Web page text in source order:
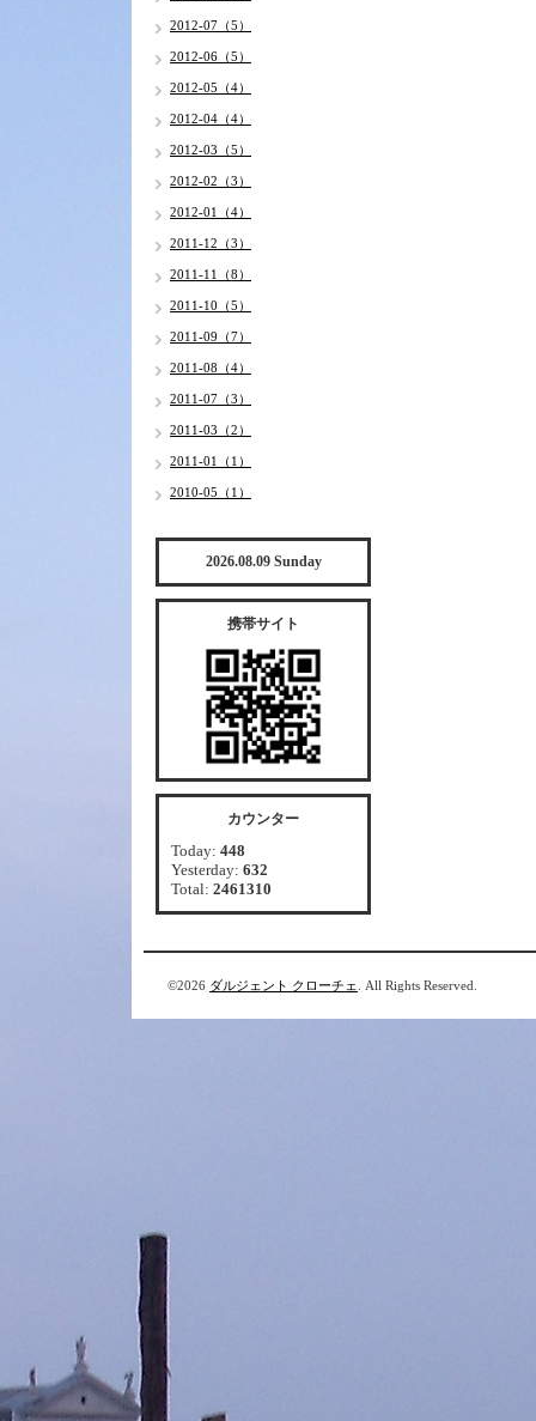
2012-07（5）
2012-06（5）
2012-05（4）
2012-04（4）
2012-03（5）
2012-02（3）
2012-01（4）
2011-12（3）
2011-11（8）
2011-10（5）
2011-09（7）
2011-08（4）
2011-07（3）
2011-03（2）
2011-01（1）
2010-05（1）
2026.08.09 Sunday
携帯サイト
カウンター
Today: 448
Yesterday: 632
Total: 2461310
©2026 ダルジェント クローチェ . All Rights Reserved.